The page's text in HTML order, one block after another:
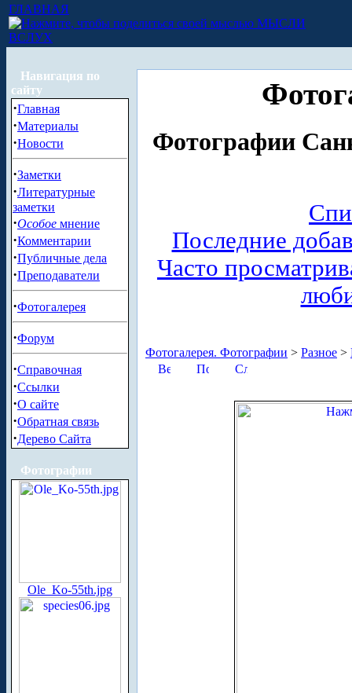
ГЛАВНАЯ
МЫСЛИ
ВСЛУХ
Навигация по
сайту
·Главная
·Материалы
·Новости
·Заметки
·Литературные
заметки
·Особое мнение
·Комментарии
·Публичные дела
·Преподаватели
·Фотогалерея
·Форум
·Справочная
·Ссылки
·О сайте
·Обратная связь
·Дерево Сайта
Фотографии
Ole_Ko-55th.jpg
Фотографии
Последние
Часто
Фотогалерея. Фотографии > Разное >